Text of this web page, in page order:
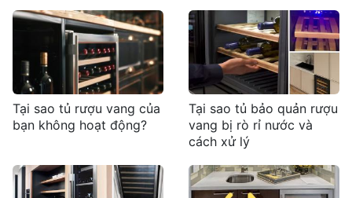
Tại sao tủ rượu vang của
bạn không hoạt động?
Tại sao tủ bảo quản rượu
vang bị rò rỉ nước và
cách xử lý